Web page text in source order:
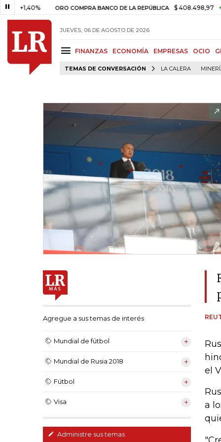
ORO COMPRA BANCO DE LA REPÚBLICA $ 408.498,97 +$
JUEVES, 06 DE AGOSTO DE 2026
FINANZAS ECONOMÍA EMPRESAS OCIO
TEMAS DE CONVERSACIÓN LA CALERA
Agregue a sus temas de interés
Mundial de fútbol
Mundial de Rusia 2018
Fútbol
Visa
Administre sus temas
el
a